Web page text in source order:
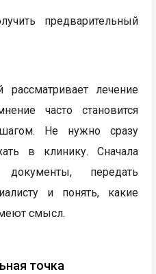
предварительный
лечение
часто становится
Не нужно сразу
в клинику. Сначала
передать
и понять, какие
смысл.
точка